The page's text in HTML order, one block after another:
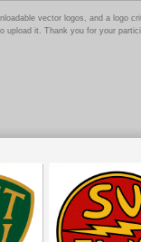
vector logos, and a logo
upload it. Thank you for your